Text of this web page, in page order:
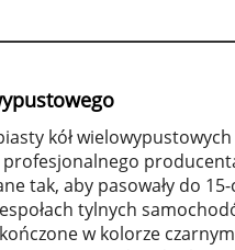
kół
tak, aby pasowały do
tylnych
w kolorze